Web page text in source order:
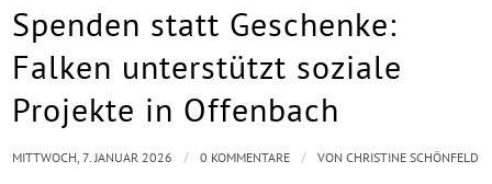
Spenden statt Geschenke:
Falken unterstützt soziale
Projekte in Offenbach
MITTWOCH, 7. JANUAR 2026 / 0 KOMMENTARE / VONCHRISTINE SCHÖNFELD